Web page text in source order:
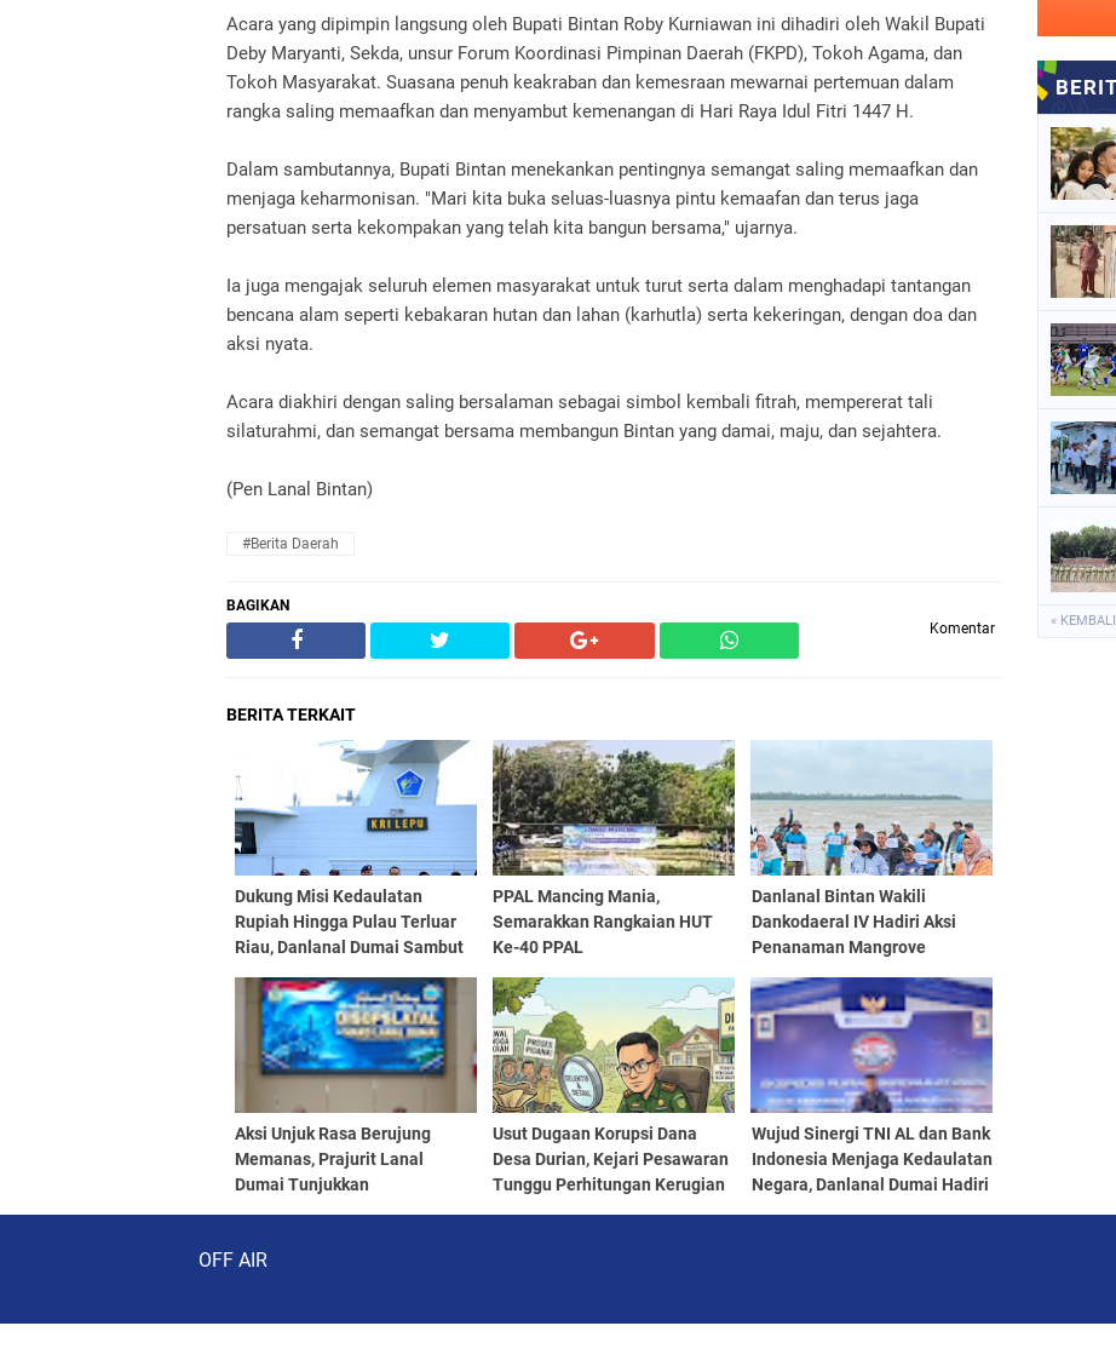
Acara yang dipimpin langsung oleh Bupati Bintan Roby Kurniawan ini dihadiri oleh Wakil Bupati
Deby Maryanti, Sekda, unsur Forum Koordinasi Pimpinan Daerah (FKPD), Tokoh Agama, dan
Tokoh Masyarakat. Suasana penuh keakraban dan kemesraan mewarnai pertemuan dalam
rangka saling memaafkan dan menyambut kemenangan di Hari Raya Idul Fitri 1447 H.
Dalam sambutannya, Bupati Bintan menekankan pentingnya semangat saling memaafkan dan
menjaga keharmonisan. "Mari kita buka seluas-luasnya pintu kemaafan dan terus jaga
persatuan serta kekompakan yang telah kita bangun bersama," ujarnya.
Ia juga mengajak seluruh elemen masyarakat untuk turut serta dalam menghadapi tantangan
bencana alam seperti kebakaran hutan dan lahan (karhutla) serta kekeringan, dengan doa dan
aksi nyata.
Acara diakhiri dengan saling bersalaman sebagai simbol kembali fitrah, mempererat tali
silaturahmi, dan semangat bersama membangun Bintan yang damai, maju, dan sejahtera.
(Pen Lanal Bintan)
#Berita Daerah
BAGIKAN
Komentar
BERITA TERKAIT
Dukung Misi Kedaulatan
Rupiah Hingga Pulau Terluar
Riau, Danlanal Dumai Sambut
PPAL Mancing Mania,
Semarakkan Rangkaian HUT
Ke-40 PPAL
Danlanal Bintan Wakili
Dankodaeral IV Hadiri Aksi
Penanaman Mangrove
Sedunia 2026
Aksi Unjuk Rasa Berujung
Memanas, Prajurit Lanal
Dumai Tunjukkan
Usut Dugaan Korupsi Dana
Desa Durian, Kejari Pesawaran
Tunggu Perhitungan Kerugian
Wujud Sinergi TNI AL dan Bank
Indonesia Menjaga Kedaulatan
Negara, Danlanal Dumai Hadiri
« KEMBALI
OFF AIR